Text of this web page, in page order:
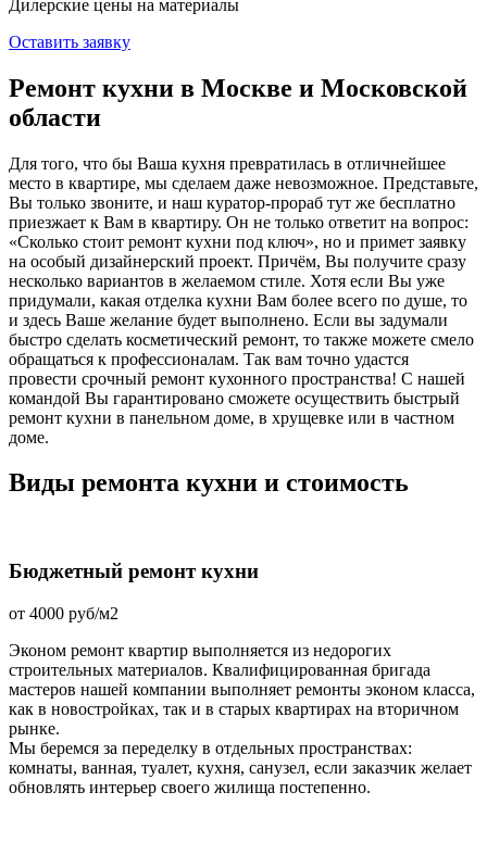
Дилерские цены на материалы
Оставить заявку
Ремонт кухни в Москве и Московской
области
Для того, что бы Ваша кухня превратилась в отличнейшее
место в квартире, мы сделаем даже невозможное. Представьте,
Вы только звоните, и наш куратор-прораб тут же бесплатно
приезжает к Вам в квартиру. Он не только ответит на вопрос:
«Сколько стоит ремонт кухни под ключ», но и примет заявку
на особый дизайнерский проект. Причём, Вы получите сразу
несколько вариантов в желаемом стиле. Хотя если Вы уже
придумали, какая отделка кухни Вам более всего по душе, то
и здесь Ваше желание будет выполнено. Если вы задумали
быстро сделать косметический ремонт, то также можете смело
обращаться к профессионалам. Так вам точно удастся
провести срочный ремонт кухонного пространства! С нашей
командой Вы гарантировано сможете осуществить быстрый
ремонт кухни в панельном доме, в хрущевке или в частном
доме.
Виды ремонта кухни и стоимость
Бюджетный ремонт кухни
от 4000 руб/м2
Эконом ремонт квартир выполняется из недорогих
строительных материалов. Квалифицированная бригада
мастеров нашей компании выполняет ремонты эконом класса,
как в новостройках, так и в старых квартирах на вторичном
рынке.
Мы беремся за переделку в отдельных пространствах:
комнаты, ванная, туалет, кухня, санузел, если заказчик желает
обновлять интерьер своего жилища постепенно.